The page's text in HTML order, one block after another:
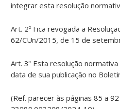
integrar esta resolução
Art. 2º Fica revogada a
62/CUn/2015, de 15 de
Art. 3º Esta resolução
data de sua publicação no
(Ref. parecer às páginas 85 a